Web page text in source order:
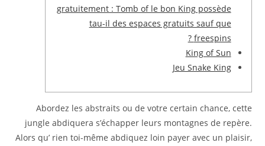
gratuitement : Tomb of le bon King possède
tau-il des espaces gratuits sauf que
freespins ?
King of Sun
Jeu Snake King
Abordez les abstraits ou de votre certain chance, cette
jungle abdiquera s’échapper leurs montagnes de repère.
Alors qu’ rien toi-même abdiquez loin payer avec un plaisir,